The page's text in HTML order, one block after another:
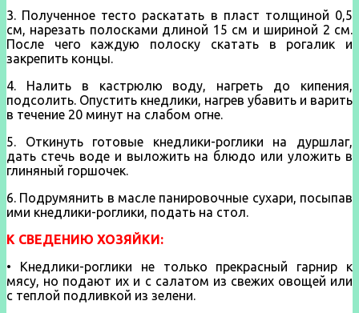
3. Полученное тесто раскатать в пласт толщиной 0,5
см, нарезать полосками длиной 15 см и шириной 2 см.
После чего каждую полоску скатать в рогалик и
закрепить концы.
4. Налить в кастрюлю воду, нагреть до кипения,
подсолить. Опустить кнедлики, нагрев убавить и варить
в течение 20 минут на слабом огне.
5. Откинуть готовые кнедлики-роглики на дур­шлаг,
дать стечь воде и выложить на блюдо или уложить в
глиняный горшочек.
6. Подрумянить в масле панировочные сухари, по­сыпав
ими кнедлики-роглики, подать на стол.
К СВЕДЕНИЮ ХОЗЯЙКИ:
• Кнедлики-роглики не только прекрасный гарнир к
мясу, но пода­ют их и с салатом из све­жих овощей или
с теп­лой подливкой из зелени.